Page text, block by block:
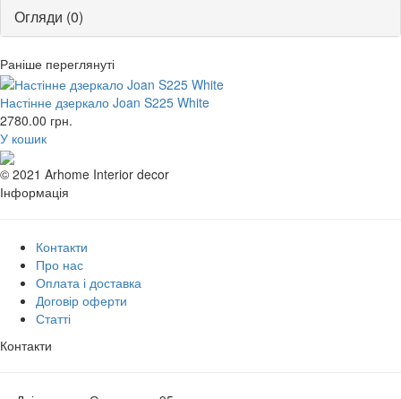
Огляди (0)
Раніше переглянуті
Настінне дзеркало Joan S225 White
2780.00 грн.
У кошик
© 2021 Arhome Interior decor
Інформація
Контакти
Про нас
Оплата і доставка
Договір оферти
Статті
Контакти